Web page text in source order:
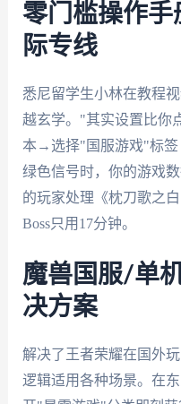
零门槛操作手
际专线
悉尼留学生小林在教程
越玄学。"其实设置比你
本→选择"国服游戏"标
绿色信号时，你的游戏
的玩家处理《枕刀歌之
Boss只用17分钟。
魔兽国服/单
决方案
解决了王者荣耀在国外
逻辑适用各种场景。在东